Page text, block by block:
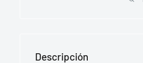
Descripción